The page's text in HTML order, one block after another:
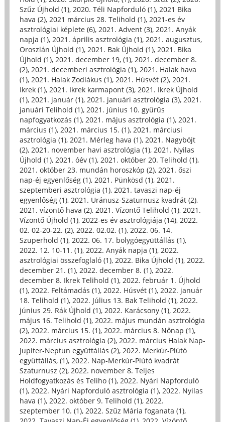
Szűz Újhold (1), 2020. Téli Napforduló (1), 2021 Bika
hava (2), 2021 március 28. Telihold (1), 2021-es év
asztrológiai képlete (6), 2021. Advent (3), 2021. Anyák
napja (1), 2021. április asztrológia (1), 2021. augusztus,
Oroszlán Újhold (1), 2021. Bak Újhold (1), 2021. Bika
Újhold (1), 2021. december 19, (1), 2021. december 8.
(2), 2021. decemberi asztrológia (1), 2021. Halak hava
(1), 2021. Halak Zodiákus (1), 2021. Húsvét (2), 2021.
Ikrek (1), 2021. Ikrek karmapont (3), 2021. Ikrek Újhold
(1), 2021. január (1), 2021. januári asztrológia (3), 2021.
januári Telihold (1), 2021. június 10. gyűrűs
napfogyatkozás (1), 2021. május asztrológia (1), 2021.
március (1), 2021. március 15. (1), 2021. márciusi
asztrológia (1), 2021. Mérleg hava (1), 2021. Nagyböjt
(2), 2021. november havi asztrológia (1), 2021. Nyilas
Újhold (1), 2021. óév (1), 2021. október 20. Telihold (1),
2021. október 23. mundán horoszkóp (2), 2021. őszi
nap-éj egyenlőség (1), 2021. Pünkösd (1), 2021.
szeptemberi asztrológia (1), 2021. tavaszi nap-éj
egyenlőség (1), 2021. Uránusz-Szaturnusz kvadrát (2),
2021. vízöntő hava (2), 2021. Vízöntő Telihold (1), 2021.
Vízöntő Újhold (1), 2022-es év asztrológiája (14), 2022.
02. 02-20-22. (2), 2022. 02.02. (1), 2022. 06. 14.
Szuperhold (1), 2022. 06. 17. bolygóegyüttállás (1),
2022. 12. 10-11. (1), 2022. Anyák napja (1), 2022.
asztrológiai összefoglaló (1), 2022. Bika Újhold (1), 2022.
december 21. (1), 2022. december 8. (1), 2022.
december 8. Ikrek Telihold (1), 2022. február 1. Újhold
(1), 2022. Feltámadás (1), 2022. Húsvét (1), 2022. január
18. Telihold (1), 2022. Július 13. Bak Telihold (1), 2022.
június 29. Rák Újhold (1), 2022. Karácsony (1), 2022.
május 16. Telihold (1), 2022. május mundán asztrológia
(2), 2022. március 15. (1), 2022. március 8. Nőnap (1),
2022. március asztrológia (2), 2022. március Halak Nap-
Jupiter-Neptun együttállás (2), 2022. Merkúr-Plútó
együttállás, (1), 2022. Nap-Merkúr-Plútó kvadrát
Szaturnusz (2), 2022. november 8. Teljes
Holdfogyatkozás és Teliho (1), 2022. Nyári Napforduló
(1), 2022. Nyári Napforduló asztrológia (1), 2022. Nyilas
hava (1), 2022. október 9. Telihold (1), 2022.
szeptember 10. (1), 2022. Szűz Mária foganata (1),